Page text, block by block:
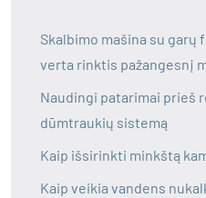
Skalbimo mašina su garų
verta rinktis pažangesnį
Naudingi patarimai prieš
dūmtraukių sistemą
Kaip išsirinkti minkštą
Kaip veikia vandens